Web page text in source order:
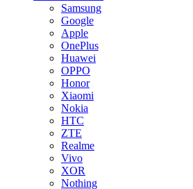
Samsung
Google
Apple
OnePlus
Huawei
OPPO
Honor
Xiaomi
Nokia
HTC
ZTE
Realme
Vivo
XOR
Nothing